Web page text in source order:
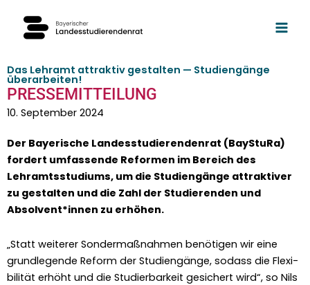
Inhalt
springen
Das Lehramt attraktiv gestalten — Studiengänge
überarbeiten!
PRESSEMITTEILUNG
10. September 2024
Der Bay­erische Lan­desstudieren­den­rat (BayStu­Ra)
fordert umfassende Refor­men im Bere­ich des
Lehramtsstudi­ums, um die Stu­di­engänge attrak­tiv­er
zu gestal­ten und die Zahl der Studieren­den und
Absolvent*innen zu erhöhen.
„Statt weit­er­er Son­der­maß­nah­men benöti­gen wir eine
grundle­gende Reform der Stu­di­engänge, sodass die Flex­i­
bil­ität erhöht und die Studier­barkeit gesichert wird“, so Nils